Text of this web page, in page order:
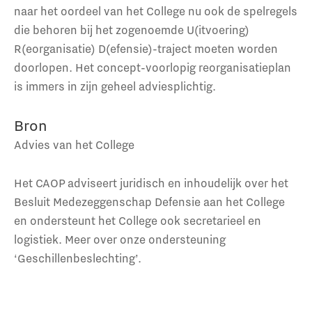
naar het oordeel van het College nu ook de spelregels
die behoren bij het zogenoemde U(itvoering)
R(eorganisatie) D(efensie)-traject moeten worden
doorlopen. Het concept-voorlopig reorganisatieplan
is immers in zijn geheel adviesplichtig.
Bron
Advies van het College
Het CAOP adviseert juridisch en inhoudelijk over het
Besluit Medezeggenschap Defensie aan het College
en ondersteunt het College ook secretarieel en
logistiek. Meer over onze ondersteuning
‘Geschillenbeslechting’.